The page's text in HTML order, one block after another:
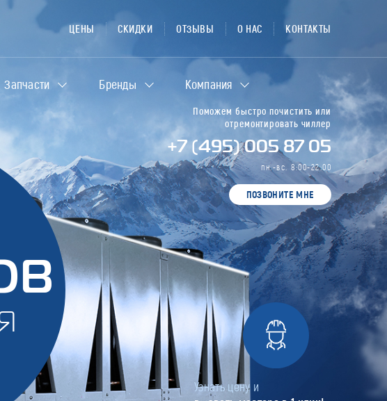
Поможем быстро почистить или
отремонтировать чиллер
+7 (495) 005 87 05
пн.-вс. 8:00-22:00
ПОЗВОНИТЕ МНЕ
Узнать цену и
ЦЕНЫ СКИДКИ ОТЗЫВЫ О НАС КОНТАКТЫ
Запчасти Бренды Компания